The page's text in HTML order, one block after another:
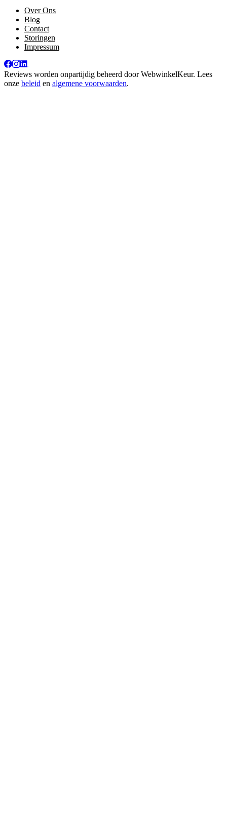
Over Ons
Blog
Contact
Storingen
Impressum
Reviews worden onpartijdig beheerd doorWebwinkelKeur. Lees
onze beleid en algemene voorwaarden.